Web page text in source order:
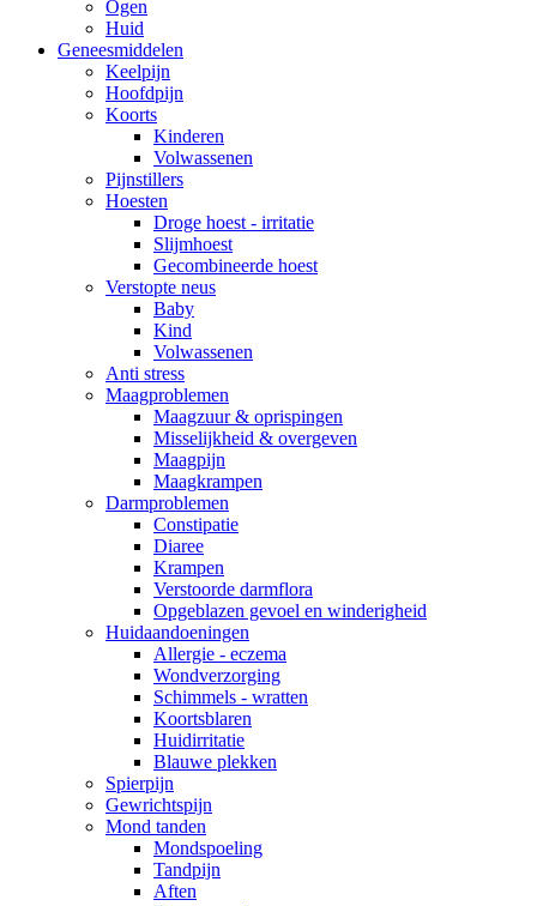
Ogen
Huid
Geneesmiddelen
Keelpijn
Hoofdpijn
Koorts
Kinderen
Volwassenen
Pijnstillers
Hoesten
Droge hoest - irritatie
Slijmhoest
Gecombineerde hoest
Verstopte neus
Baby
Kind
Volwassenen
Anti stress
Maagproblemen
Maagzuur & oprispingen
Misselijkheid & overgeven
Maagpijn
Maagkrampen
Darmproblemen
Constipatie
Diaree
Krampen
Verstoorde darmflora
Opgeblazen gevoel en winderigheid
Huidaandoeningen
Allergie - eczema
Wondverzorging
Schimmels - wratten
Koortsblaren
Huidirritatie
Blauwe plekken
Spierpijn
Gewrichtspijn
Mond tanden
Mondspoeling
Tandpijn
Aften